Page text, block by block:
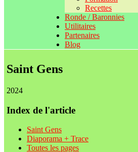
Recettes
Ronde / Baronnies
Utilitaires
Partenaires
Blog
Saint Gens
2024
Index de l'article
Saint Gens
Diaporama + Trace
Toutes les pages